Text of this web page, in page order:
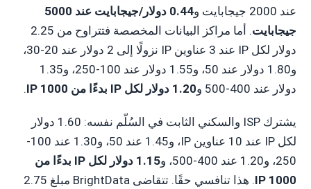
عند 2000 جيجابايت و
0.44 دولار/جيجابايت عند 5000
جيجابايت
. أما مراكز البيانات المخصصة فتتراوح من 2.25
دولار لكل IP عند 3 عناوين IP نزولًا إلى 2 دولار عند 20-30،
و1.80 دولار عند 50، و1.55 دولار عند 100-250، و1.35
دولار عند 400-500 و
1.20 دولار لكل IP بدءًا من 1000 IP .
يشترك ISP والسكني الثابت في السُلّم نفسه: 1.60 دولار
لكل IP عند 10 عناوين IP، و1.45 عند 50، و1.30 عند 100-
250، و1.20 عند 400-500، و
1.15 دولار لكل IP بدءًا من
1000 IP
. هذا تنافسي حقًا. تتقاضى BrightData مبلغ 2.75